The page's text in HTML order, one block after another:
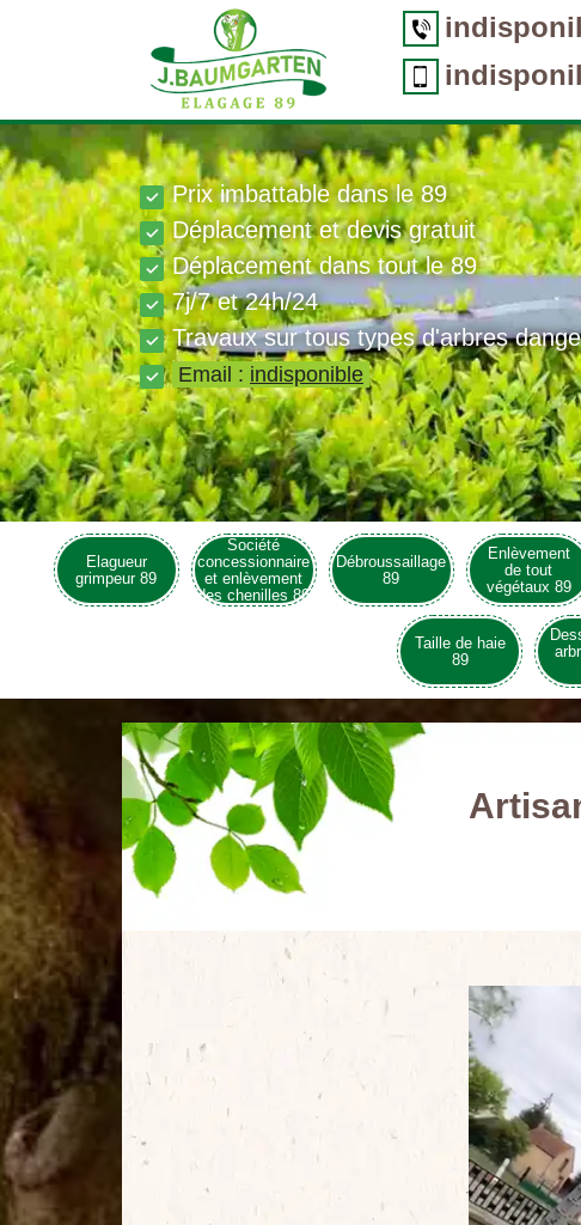
Prix imbattable dans le 89
Déplacement et devis gratuit
Déplacement dans tout le 89
7j/7 et 24h/24
Travaux sur tous types d'arbres
Email : indisponible
Elagueur
grimpeur 89
Société
concessionnaire
et enlèvement
des chenilles 89
Débroussaillage
89
Enlèvement
de tout
végétaux 89
Taille de haie
89